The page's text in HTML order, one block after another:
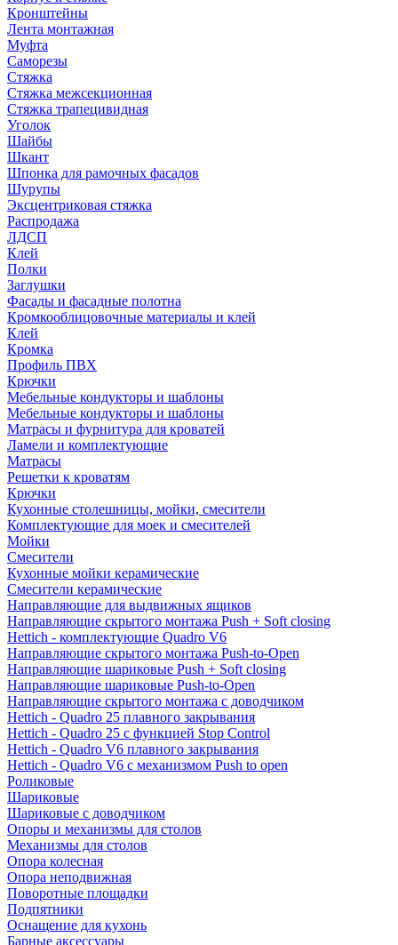
Кронштейны
Лента монтажная
Муфта
Саморезы
Стяжка
Стяжка межсекционная
Стяжка трапецивидная
Уголок
Шайбы
Шкант
Шпонка для рамочных фасадов
Шурупы
Эксцентриковая стяжка
Распродажа
ЛДСП
Клей
Полки
Заглушки
Фасады и фасадные полотна
Кромкооблицовочные материалы и клей
Клей
Кромка
Профиль ПВХ
Крючки
Мебельные кондукторы и шаблоны
Мебельные кондукторы и шаблоны
Матрасы и фурнитура для кроватей
Ламели и комплектующие
Матрасы
Решетки к кроватям
Крючки
Кухонные столешницы, мойки, смесители
Комплектующие для моек и смесителей
Мойки
Смесители
Кухонные мойки керамические
Смесители керамические
Направляющие для выдвижных ящиков
Направляющие скрытого монтажа Push + Soft closing
Hettich - комплектующие Quadro V6
Направляющие скрытого монтажа Push-to-Open
Направляющие шариковые Push + Soft closing
Направляющие шариковые Push-to-Open
Направляющие скрытого монтажа с доводчиком
Hettich - Quadro 25 плавного закрывания
Hettich - Quadro 25 с функцией Stop Control
Hettich - Quadro V6 плавного закрывания
Hettich - Quadro V6 с механизмом Push to open
Роликовые
Шариковые
Шариковые с доводчиком
Опоры и механизмы для столов
Механизмы для столов
Опора колесная
Опора неподвижная
Поворотные площадки
Подпятники
Оснащение для кухонь
Барные аксессуары